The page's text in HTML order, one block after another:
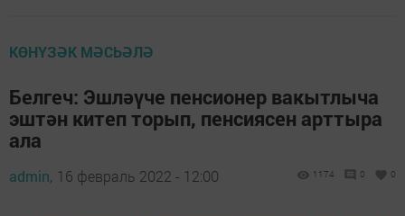
КӨНҮЗӘК МӘСЬӘЛӘ
Белгеч: Эшләүче пенсионер вакытлыча
эштән китеп торып, пенсиясен арттыра
ала
admin, 16 февраль 2022 - 12:00 1174 0 0